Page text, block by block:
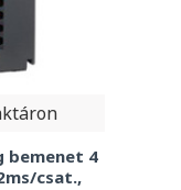
bemenet 4
csat.,